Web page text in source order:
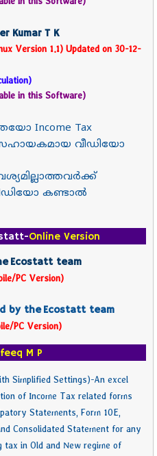
Kumar T K
Version 1.1) Updated on 30-12-
in this Software)
Income Tax
സഹായകമായ വീ‍ഡിയോ
കണ്ടാൽ
Online Version
Ecostatt team
PC Version)
by theEcostatt team
PC Version)
M P
Simplified Settings)-An excel
of Income Tax related forms
Statements, Form 10E,
Consolidated Statement for any
tax in Old and New regime of